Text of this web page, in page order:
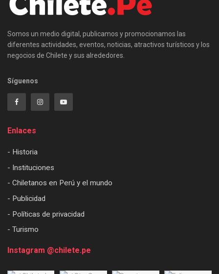
Somos un medio digital, publicamos y promocionamos las
diferentes actividades, eventos, noticias, atractivos turísticos y los
negocios de Chilete y sus alrededores.
Síguenos
Enlaces
- Historia
- Instituciones
- Chiletanos en Perú y el mundo
- Publicidad
- Políticas de privacidad
- Turismo
Instagram @chilete.pe